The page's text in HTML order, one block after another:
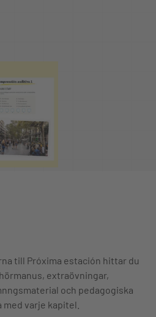
till Próxima estación hittar du
extraövningar,
och pedagogiska
varje kapitel.